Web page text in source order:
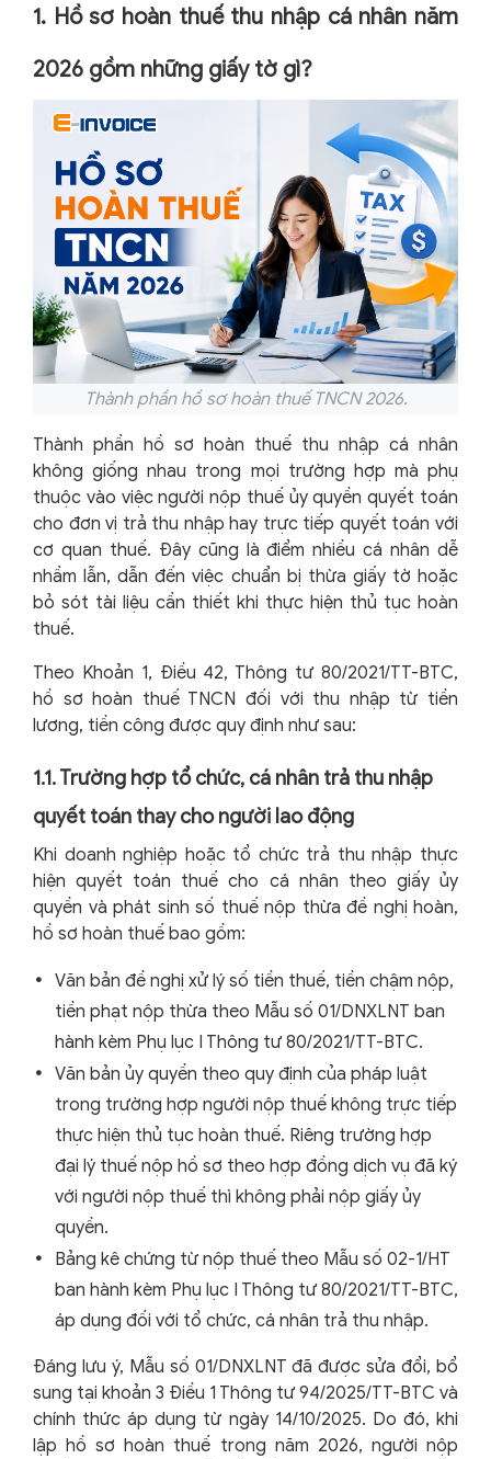
1. Hồ sơ hoàn thuế thu nhập cá nhân năm
2026 gồm những giấy tờ gì?
Thành phần hồ sơ hoàn thuế TNCN 2026.
Thành phần hồ sơ hoàn thuế thu nhập cá nhân
không giống nhau trong mọi trường hợp mà phụ
thuộc vào việc người nộp thuế ủy quyền quyết toán
cho đơn vị trả thu nhập hay trực tiếp quyết toán với
cơ quan thuế. Đây cũng là điểm nhiều cá nhân dễ
nhầm lẫn, dẫn đến việc chuẩn bị thừa giấy tờ hoặc
bỏ sót tài liệu cần thiết khi thực hiện thủ tục hoàn
thuế.
Theo Khoản 1, Điều 42, Thông tư 80/2021/TT-BTC,
hồ sơ hoàn thuế TNCN đối với thu nhập từ tiền
lương, tiền công được quy định như sau:
1.1. Trường hợp tổ chức, cá nhân trả thu nhập
quyết toán thay cho người lao động
Khi doanh nghiệp hoặc tổ chức trả thu nhập thực
hiện quyết toán thuế cho cá nhân theo giấy ủy
quyền và phát sinh số thuế nộp thừa đề nghị hoàn,
hồ sơ hoàn thuế bao gồm:
Văn bản đề nghị xử lý số tiền thuế, tiền chậm nộp,
tiền phạt nộp thừa theo Mẫu số 01/DNXLNT ban
hành kèm Phụ lục I Thông tư 80/2021/TT-BTC.
Văn bản ủy quyền theo quy định của pháp luật
trong trường hợp người nộp thuế không trực tiếp
thực hiện thủ tục hoàn thuế. Riêng trường hợp
đại lý thuế nộp hồ sơ theo hợp đồng dịch vụ đã ký
với người nộp thuế thì không phải nộp giấy ủy
quyền.
Bảng kê chứng từ nộp thuế theo Mẫu số 02-1/HT
ban hành kèm Phụ lục I Thông tư 80/2021/TT-BTC,
áp dụng đối với tổ chức, cá nhân trả thu nhập.
Đáng lưu ý, Mẫu số 01/DNXLNT đã được sửa đổi, bổ
sung tại khoản 3 Điều 1 Thông tư 94/2025/TT-BTC và
chính thức áp dụng từ ngày 14/10/2025. Do đó, khi
lập hồ sơ hoàn thuế trong năm 2026, người nộp